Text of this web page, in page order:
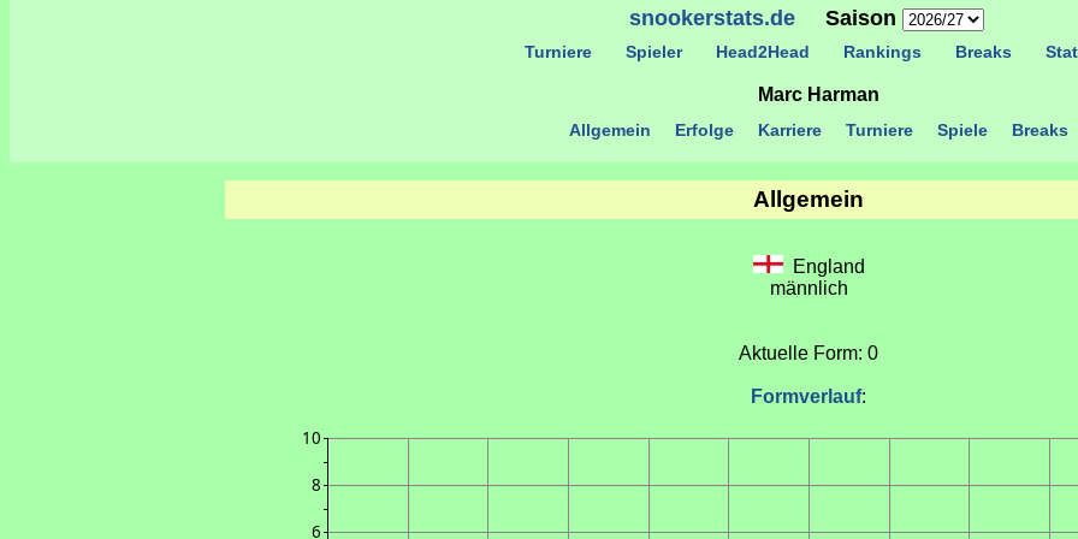
snookerstats.deSaison
Turniere Spieler Head2Head Rankings Breaks
Marc Harman
Allgemein
England
männlich
Aktuelle Form: 0
Formverlauf:
10
8
6
Allgemein Erfolge Karriere Turniere Spiele Breaks